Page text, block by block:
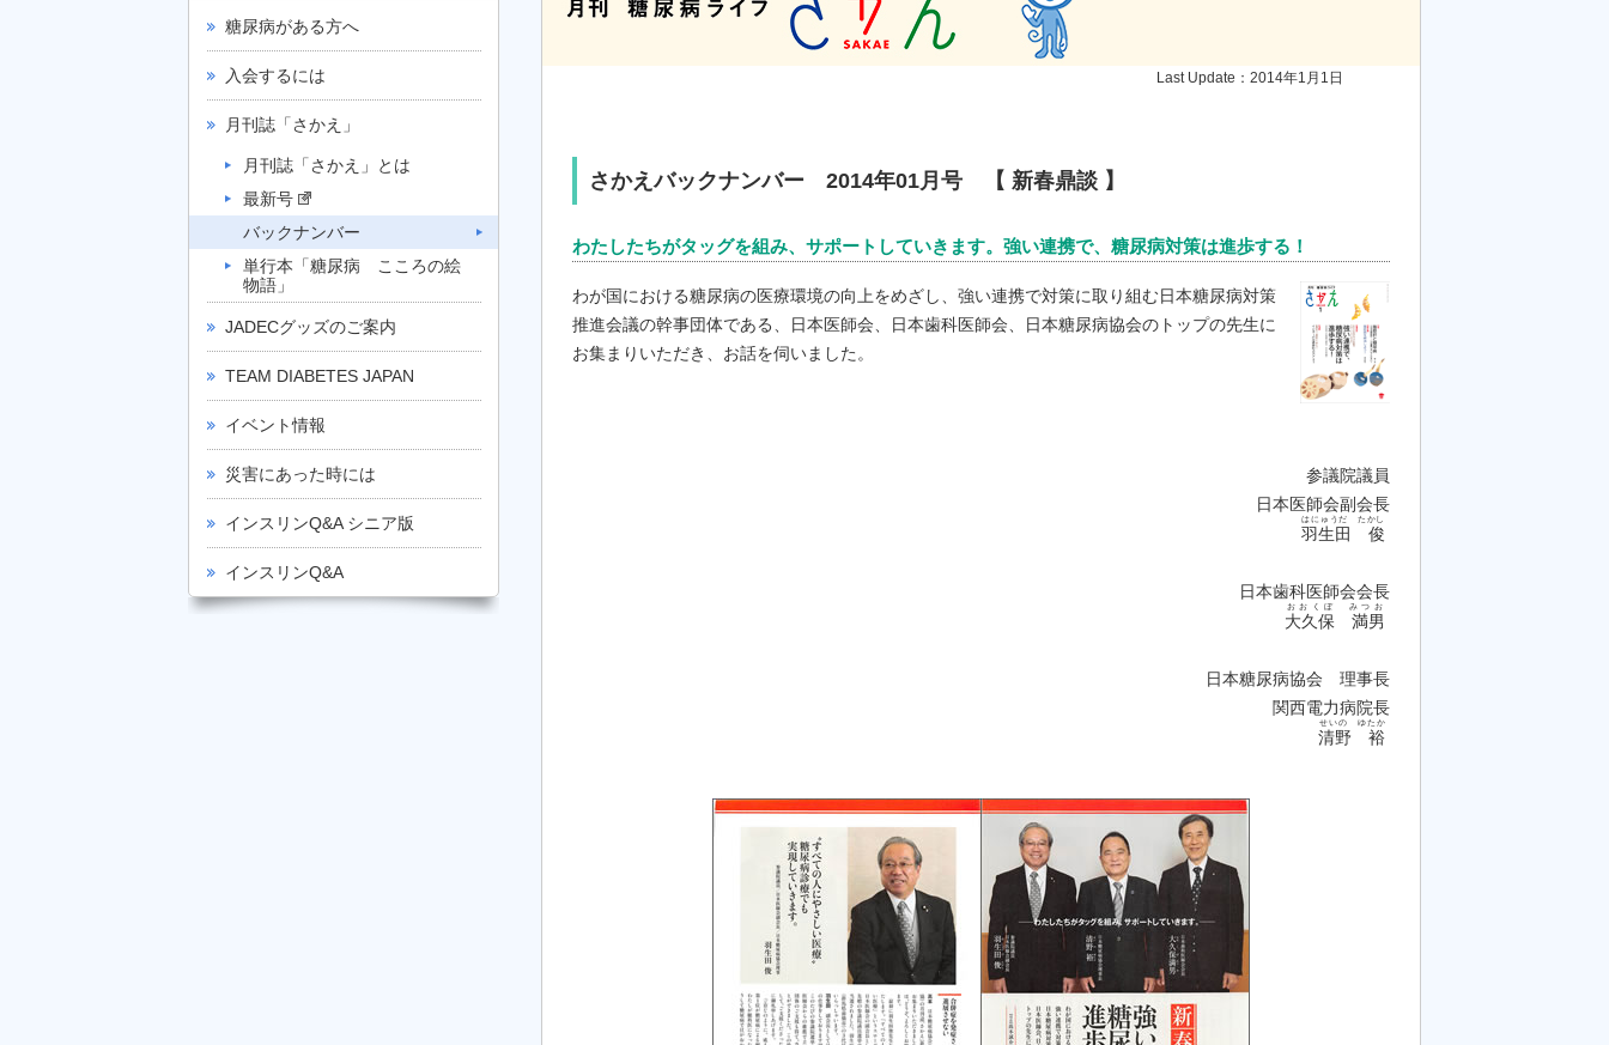
糖尿病がある方へ
入会するには
月刊誌「さかえ」
月刊誌「さかえ」とは
最新号
バックナンバー
単行本「糖尿病 こころの絵
物語」
JADECグッズのご案内
TEAM DIABETES JAPAN
イベント情報
災害にあった時には
インスリンQ&A シニア版
インスリンQ&A
Last Update：2014年1月1日
さかえバックナンバー 2014年01月号 【 新春鼎談 】
わたしたちがタッグを組み、サポートしていきます。強い連携で、糖尿病対策は進歩する！
わが国における糖尿病の医療環境の向上をめざし、強い連携で対策に取り組む日本糖尿病対策
推進会議の幹事団体である、日本医師会、日本歯科医師会、日本糖尿病協会のトップの先生に
お集まりいただき、お話を伺いました。
参議院議員
日本医師会副会長
羽生田 俊
はにゅうだ たかし
日本歯科医師会会長
大久保 満男
おおくぼ みつお
日本糖尿病協会 理事長
関西電力病院長
清野 裕
せいの ゆたか